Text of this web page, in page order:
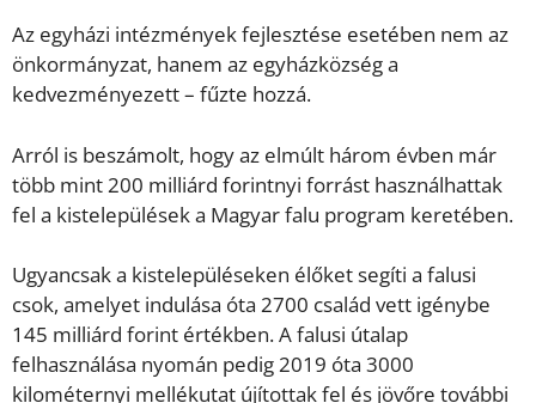
Az egyházi intézmények fejlesztése esetében nem az
önkormányzat, hanem az egyházközség a
kedvezményezett – fűzte hozzá.
Arról is beszámolt, hogy az elmúlt három évben már
több mint 200 milliárd forintnyi forrást használhattak
fel a kistelepülések a Magyar falu program keretében.
Ugyancsak a kistelepüléseken élőket segíti a falusi
csok, amelyet indulása óta 2700 család vett igénybe
145 milliárd forint értékben. A falusi útalap
felhasználása nyomán pedig 2019 óta 3000
kilométernyi mellékutat újítottak fel és jövőre további